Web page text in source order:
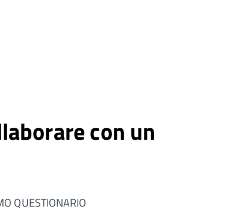
con un
QUESTIONARIO